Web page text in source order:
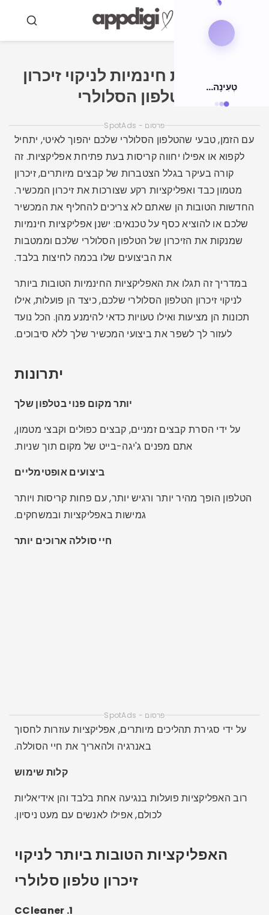
טְעִינָה...
תַפרִיט חיפוש
אפליקציות חינמיות לניקוי זיכרון
הטלפון הסלולרי
פרסום - SpotAds
עם הזמן, טבעי שהטלפון הסלולרי שלכם יהפוך לאיטי, יתחיל
לקפוא או אפילו יחווה קריסות בעת פתיחת אפליקציות. זה
קורה בעיקר בגלל הצטברות של קבצים מיותרים, זיכרון
מטמון כבד ואפליקציות רקע שצורכות את זיכרון המכשיר.
החדשות הטובות הן שאתם לא צריכים להחליף את המכשיר
שלכם או להוציא כסף על טכנאים: ישנן אפליקציות חינמיות
שמנקות את הזיכרון של הטלפון הסלולרי שלכם וממטבות
את הביצועים שלו בכמה לחיצות בלבד.
במדריך זה תגלו את האפליקציות החינמיות הטובות ביותר
לניקוי זיכרון הטלפון הסלולרי שלכם, כיצד הן פועלות, אילו
תכונות הן מציעות ואילו טעויות כדאי להימנע מהן. הכל נועד
לעזור לך לשפר את ביצועי המכשיר שלך ללא סיבוכים.
יתרונות
יותר מקום פנוי בטלפון שלך
על ידי הסרת קבצים זמניים, קבצים כפולים וקבצי מטמון,
אתם מפנים ג'יגה-בייט של מקום תוך שניות.
ביצועים אופטימליים
הטלפון הופך מהיר יותר ורגיש יותר, עם פחות קריסות ויותר
גמישות באפליקציות ובמשחקים.
חיי סוללה ארוכים יותר
זיכרון טלפון סלולרי
זמין: אנדרואיד / חלונות / מק
מאפיינים: ניקוי מטמון, היסטוריית גלישה, קבצים שיוריים,
זיכרון RAM וניהול אפליקציות.
אוטומטי".
זמין: אנדרואיד
מאפיינים: מוחק קבצים מיותרים, מטמון, סרטונים גדולים